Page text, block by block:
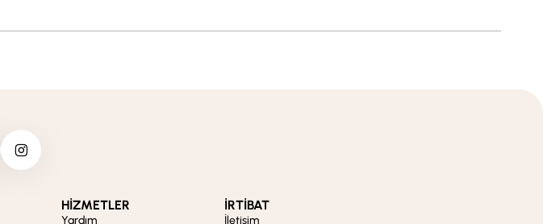
HİZMETLER
Yardım
İRTİBAT
İletişim